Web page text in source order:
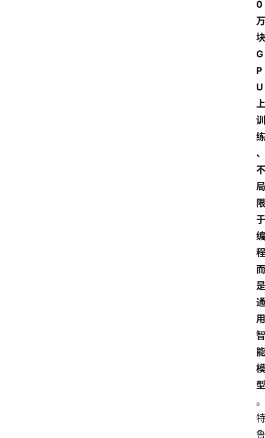
0
万
块
G
P
U
上
训
练
、
不
局
限
于
编
程
而
是
通
用
智
能
模
型
。
特
鲁